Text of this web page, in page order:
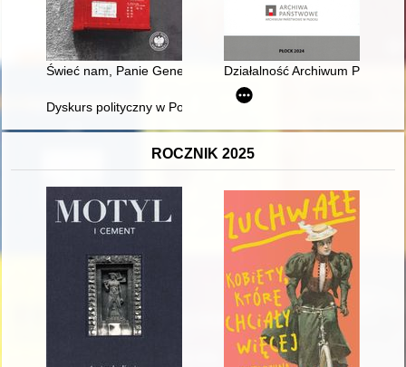
Świeć nam, Panie Generale" : wybór prywatnej
Działalność Archiwum
Dyskurs polityczny w Polskiej Rzeczypospolitej Ludowej na
ROCZNIK 2025